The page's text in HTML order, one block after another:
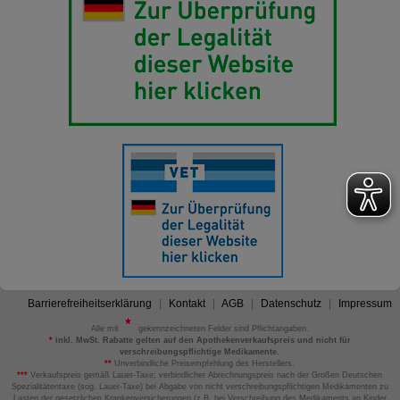
Barrierefreiheitserklärung Kontakt AGB Datenschutz Impressum
Alle mit
gekennzeichneten Felder sind Pflichtangaben.
*inkl. MwSt. Rabatte gelten auf den Apothekenverkaufspreis und nicht für
verschreibungspflichtige Medikamente.
** Unverbindliche Preisempfehlung des Herstellers.
*** Verkaufspreis gemäß Lauer-Taxe; verbindlicher Abrechnungspreis nach der Großen Deutschen
Spezialitätentaxe (sog. Lauer-Taxe) bei Abgabe von nicht verschreibungspflichtigen Medikamenten zu
Lasten der gesetzlichen Krankenversicherungen (z.B. bei Verschreibung des Medikaments an Kinder